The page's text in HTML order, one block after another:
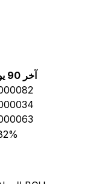
آخر 90 يوماً